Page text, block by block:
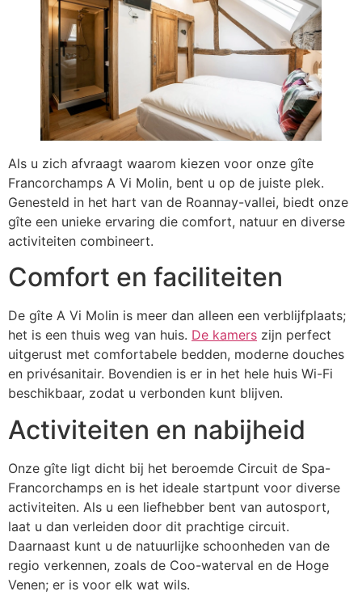
Als u zich afvraagt waarom kiezen voor onze gîte
Francorchamps A Vi Molin, bent u op de juiste plek.
Genesteld in het hart van de Roannay-vallei, biedt onze
gîte een unieke ervaring die comfort, natuur en diverse
activiteiten combineert.
Comfort en faciliteiten
De gîte A Vi Molin is meer dan alleen een verblijfplaats;
het is een thuis weg van huis. De kamers zijn perfect
uitgerust met comfortabele bedden, moderne douches
en privésanitair. Bovendien is er in het hele huis Wi-Fi
beschikbaar, zodat u verbonden kunt blijven.
Activiteiten en nabijheid
Onze gîte ligt dicht bij het beroemde Circuit de Spa-
Francorchamps en is het ideale startpunt voor diverse
activiteiten. Als u een liefhebber bent van autosport,
laat u dan verleiden door dit prachtige circuit.
Daarnaast kunt u de natuurlijke schoonheden van de
regio verkennen, zoals de Coo-waterval en de Hoge
Venen; er is voor elk wat wils.